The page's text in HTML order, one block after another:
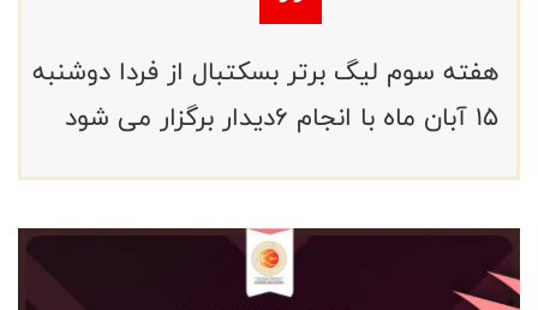
هفته سوم لیگ برتر بسکتبال از فردا دوشنبه
۱۵ آبان ماه با انجام ۶دیدار برگزار می شود